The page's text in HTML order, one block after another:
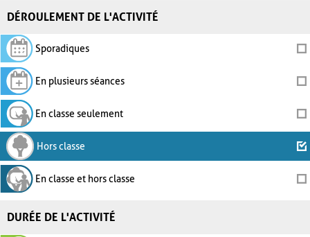
DÉROULEMENT DE L'ACTIVITÉ
Sporadiques
En plusieurs séances
En classe seulement
Hors classe
En classe et hors classe
DURÉE DE L'ACTIVITÉ